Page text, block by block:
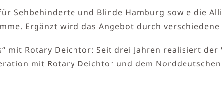
Sehbehinderte und Blinde Hamburg sowie die
Ergänzt wird das Angebot durch
mit Rotary Deichtor: Seit drei Jahren realisiert
mit Rotary Deichtor und dem